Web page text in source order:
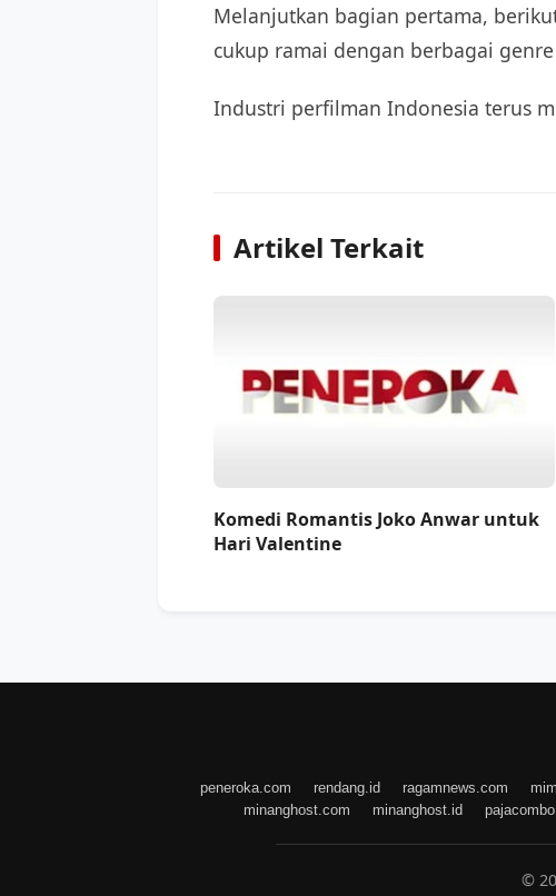
Melanjutkan bagian pertama,
cukup ramai dengan berbagai
Industri perfilman Indonesia terus
Artikel Terkait
Komedi Romantis Joko Anwar untuk
Hari Valentine
peneroka.com rendang.id ragamnews.com
minanghost.com
minanghost.id
©